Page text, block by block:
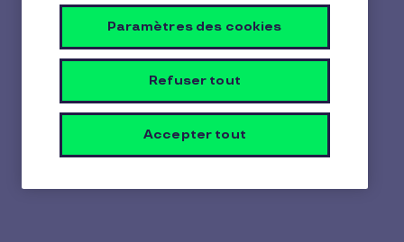
Mentions légales Politique de confidentialité
Politique de gestion des cookies
Déclaration de protection des données
Accessibilité numérique Vulnerability Disclosure Policy
Politique d’alerte éthique
Paramètres des cookies
Refuser tout
Accepter tout